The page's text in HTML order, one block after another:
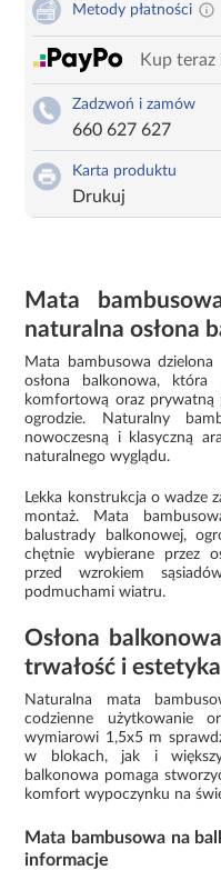
Metody płatności
Kup teraz
Zadzwoń i zamów
660 627 627
Karta produktu
Drukuj
Mata
naturalna osłona
Mata bambusowa
osłona balkonowa, która
komfortową oraz prywatną
ogrodzie. Naturalny
nowoczesną i klasyczną
naturalnego wyglądu.
Lekka konstrukcja o wadze
montaż. Mata
balustrady balkonowej,
chętnie wybierane przez
przed wzrokiem
podmuchami wiatru.
Osłona
trwałość i estetyka
Naturalna mata
codzienne użytkowanie
wymiarowi 1,5x5 m
w blokach, jak i
balkonowa pomaga
komfort wypoczynku na
Mata bambusowa na
informacje